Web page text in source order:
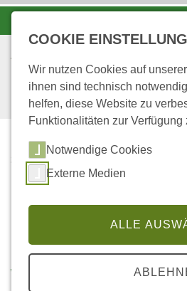
STARTSEITE
...
KARL GAYER ALS
Karl Gayer als
Weisenheim am
COOKIE
Wir nutzen Cookies auf
ihnen sind technisch
helfen, diese Website zu
Funktionalitäten zur Verfügung
Notwendige Cookies
Externe Medien
ALLE